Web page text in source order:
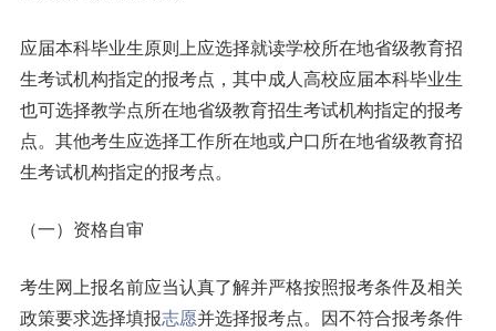
应届本科毕业生原则上应选择就读学校所在地省级教育招
生考试机构指定的报考点，其中成人高校应届本科毕业生
也可选择教学点所在地省级教育招生考试机构指定的报考
点。其他考生应选择工作所在地或户口所在地省级教育招
生考试机构指定的报考点。
（一）资格自审
考生网上报名前应当认真了解并严格按照报考条件及相关
政策要求选择填报志愿并选择报考点。因不符合报考条件